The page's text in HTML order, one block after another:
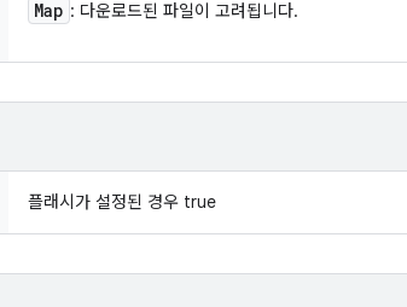
Map : 다운로드된 파일이 고려됩니다.
플래시가 설정된 경우 true